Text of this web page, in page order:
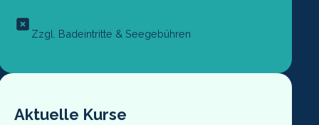
Zzgl. Badeintritte & Seegebühren
Aktuelle Kurse